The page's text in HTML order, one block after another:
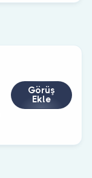
Görüş
Ekle